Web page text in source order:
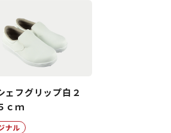
ェフグリップ白２
ｃｍ
ナル